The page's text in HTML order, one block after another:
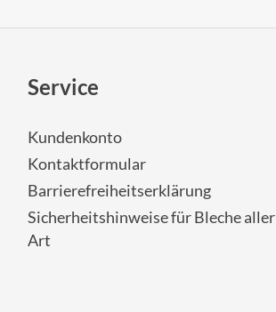
Service
Kundenkonto
Kontaktformular
Barrierefreiheitserklärung
Sicherheitshinweise für Bleche aller
Art